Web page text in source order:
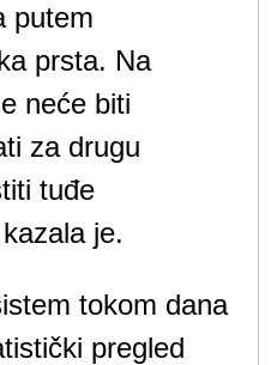
putem
prsta. Na
neće biti
za drugu
tuđe
je.
tokom dana
pregled